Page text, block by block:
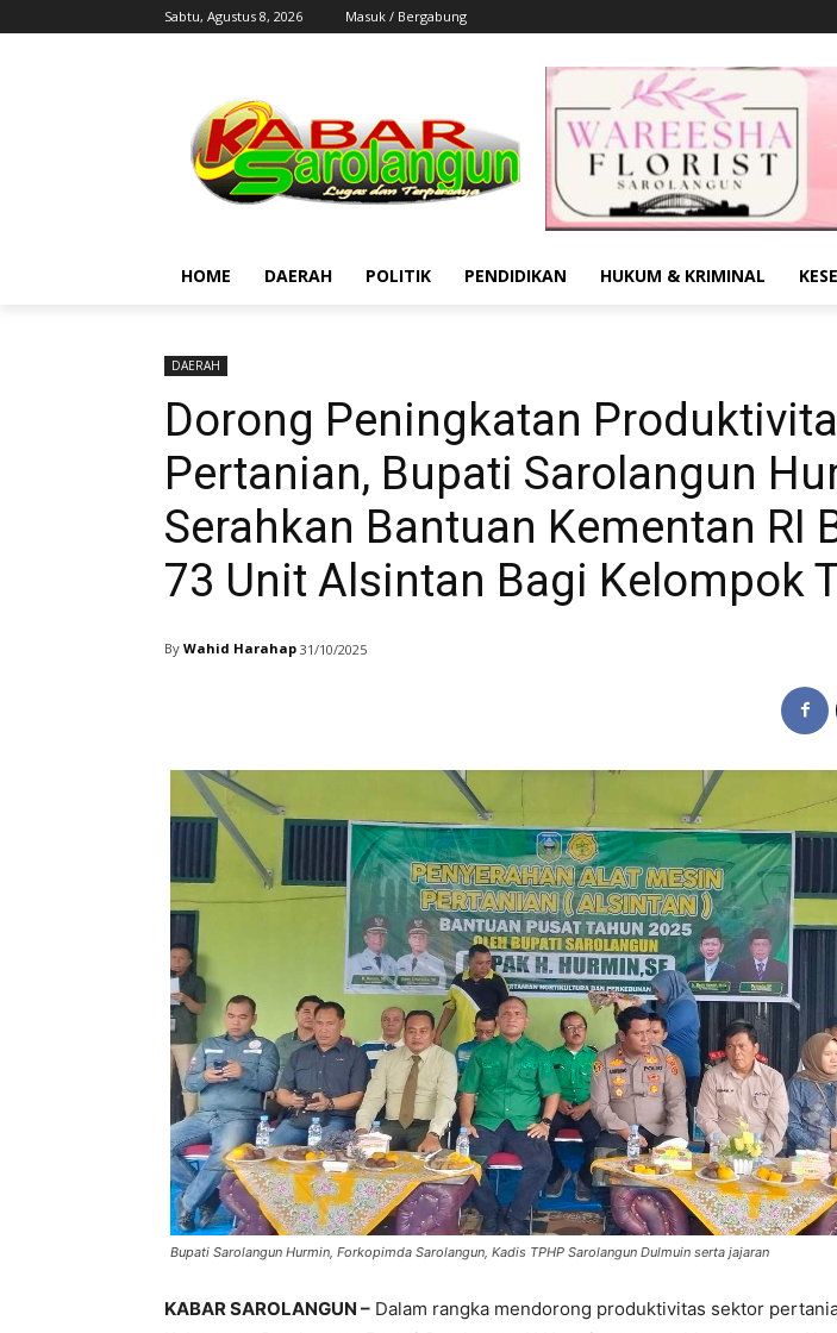
Sabtu, Agustus 8, 2026 Masuk / Bergabung
HOME DAERAH POLITIK PENDIDIKAN HUKUM & KRIMINAL
DAERAH
Dorong Peningkatan
Pertanian, Bupati Sarolangun
Serahkan Bantuan Kementan RI
73 Unit Alsintan Bagi Kelompok
By Wahid Harahap 31/10/2025
Bupati Sarolangun Hurmin, Forkopimda Sarolangun, Kadis TPHP Sarolangun Dulmuin serta jajaran
KABAR SAROLANGUN – Dalam rangka mendorong produktivitas sektor